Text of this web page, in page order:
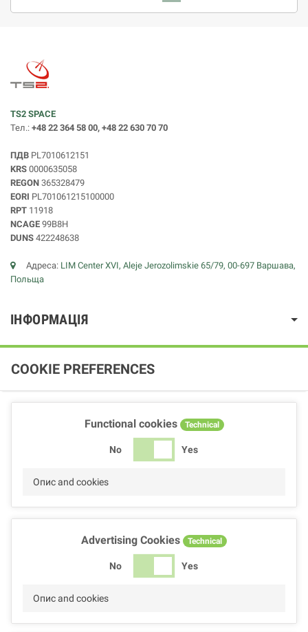
TS2 SPACE
Тел.: +48 22 364 58 00, +48 22 630 70 70
ПДВ PL7010612151
KRS 0000635058
REGON 365328479
EORI PL701061215100000
RPT 11918
NCAGE 99B8H
DUNS 422248638
Адреса: LIM Center XVI, Aleje Jerozolimskie 65/79, 00-697 Варшава,
Польща
ІНФОРМАЦІЯ
COOKIE PREFERENCES
Functional cookies Technical
No Yes
Опис and cookies
Advertising Cookies Technical
No Yes
Опис and cookies